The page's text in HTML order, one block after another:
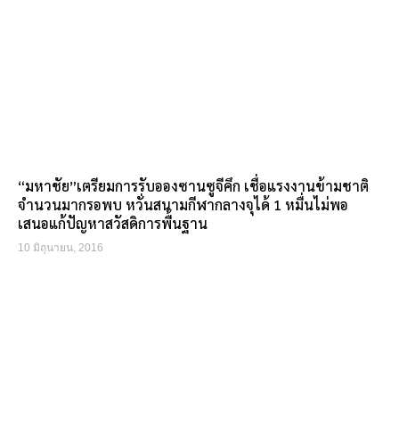
“มหาชัย”เตรียมการรับอองซานซูจีคึก เชื่อแรงงานข้ามชาติ
จำนวนมากรอพบ หวั่นสนามกีฬากลางจุได้ 1 หมื่นไม่พอ
เสนอแก้ปัญหาสวัสดิการพื้นฐาน
10 มิถุนายน, 2016